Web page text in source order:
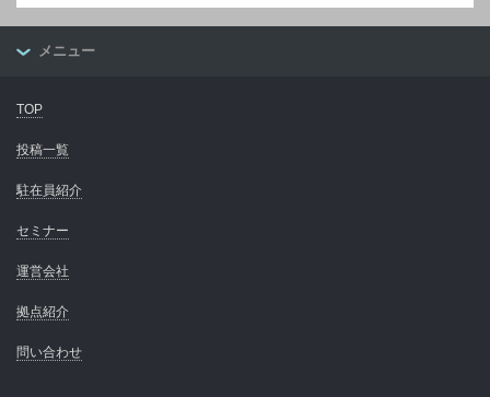
メニュー
TOP
投稿一覧
駐在員紹介
セミナー
運営会社
拠点紹介
問い合わせ